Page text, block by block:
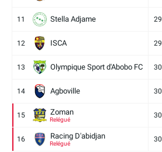
11 Stella Adjame 29
12 ISCA 29
13 Olympique Sport d'Abobo FC 30
14 Agboville 30
15 Zoman
Relégué
30
16 Racing D'abidjan
Relégué
30